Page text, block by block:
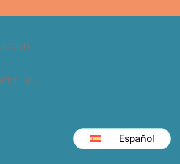
Español